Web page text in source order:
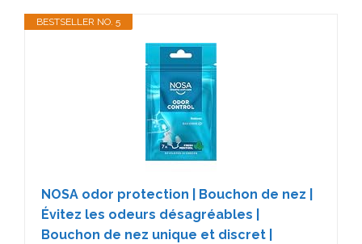
BESTSELLER NO. 5
NOSA odor protection | Bouchon de nez |
Évitez les odeurs désagréables |
Bouchon de nez unique et discret |